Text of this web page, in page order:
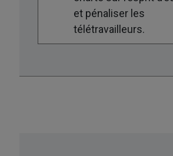
et pénaliser les
télétravailleurs.